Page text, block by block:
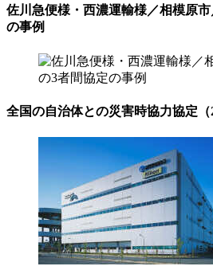
佐川急便様・西濃運輸様／相模原
の事例
全国の自治体との災害時協力協定（